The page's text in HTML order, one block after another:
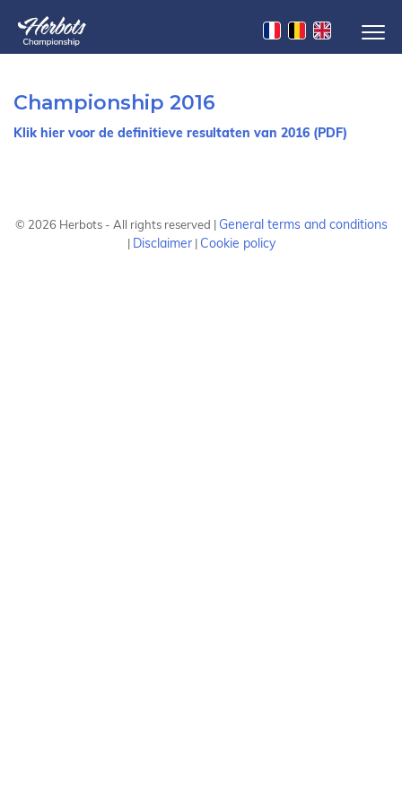
Championship 2016
Klik hier voor de definitieve resultaten van 2016 (PDF)
© 2026 Herbots - All rights reserved | General terms and conditions
| Disclaimer| Cookie policy